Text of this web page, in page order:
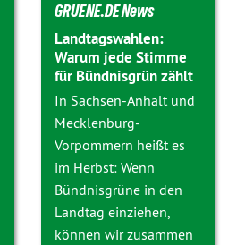
GRUENE.DE News
Landtagswahlen:
Warum jede Stimme
für Bündnisgrün zählt
In Sachsen-Anhalt und
Mecklenburg-
Vorpommern heißt es
im Herbst: Wenn
Bündnisgrüne in den
Landtag einziehen,
können wir zusammen